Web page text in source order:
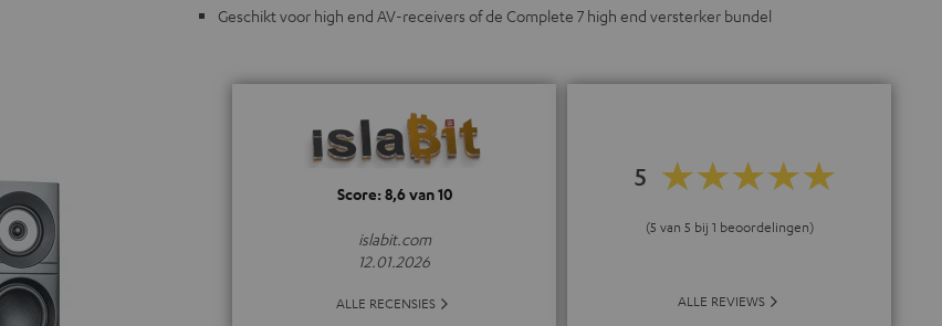
Geschikt voor high end AV-receivers of de Complete 7 high end versterker bundel
Score: 8,6 van 10
islabit.com
12.01.2026
ALLE RECENSIES
5
(5 van 5 bij 1 beoordelingen)
ALLE REVIEWS